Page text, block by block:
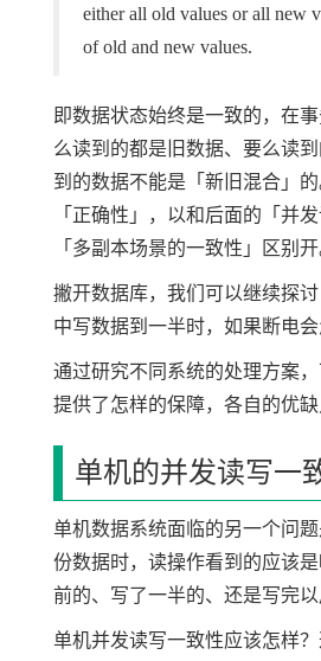
either all old values or all new
of old and new values.
即数据状态始终是一致的，在
么读到的都是旧数据、要么读
到的数据不能是「新旧混合」
「正确性」，以和后面的「并
「多副本场景的一致性」区别开
撇开数据库，我们可以继续探
中写数据到一半时，如果断电会
通过研究不同系统的处理方案
提供了怎样的保障，各自的优缺
单机的并发读写一
单机数据系统面临的另一个问
份数据时，读操作看到的应该
前的、写了一半的、还是写完以
单机并发读写一致性应该怎样